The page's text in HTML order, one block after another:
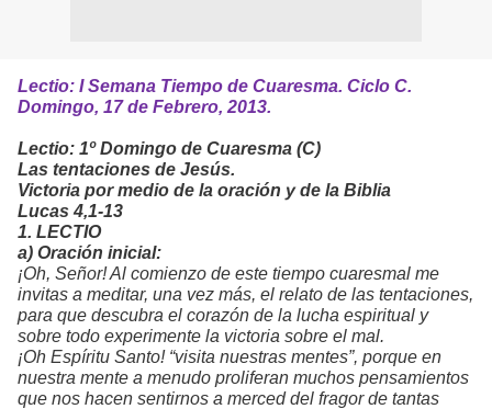
Lectio: I Semana Tiempo de Cuaresma. Ciclo C.
Domingo, 17 de Febrero, 2013.
Lectio: 1º Domingo de Cuaresma (C)
Las tentaciones de Jesús.
Victoria por medio de la oración y de la Biblia
Lucas 4,1-13
1. LECTIO
a) Oración inicial:
¡Oh, Señor! Al comienzo de este tiempo cuaresmal me
invitas a meditar, una vez más, el relato de las tentaciones,
para que descubra el corazón de la lucha espiritual y
sobre todo experimente la victoria sobre el mal.
¡Oh Espíritu Santo! “visita nuestras mentes”, porque en
nuestra mente a menudo proliferan muchos pensamientos
que nos hacen sentirnos a merced del fragor de tantas